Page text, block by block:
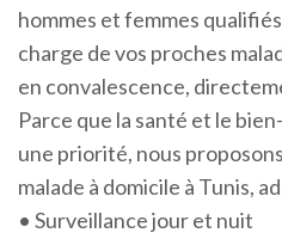
hommes et femmes
charge de vos proches
en convalescence,
Parce que la santé et le
une priorité, nous
malade à domicile à Tunis,
• Surveillance jour et nuit